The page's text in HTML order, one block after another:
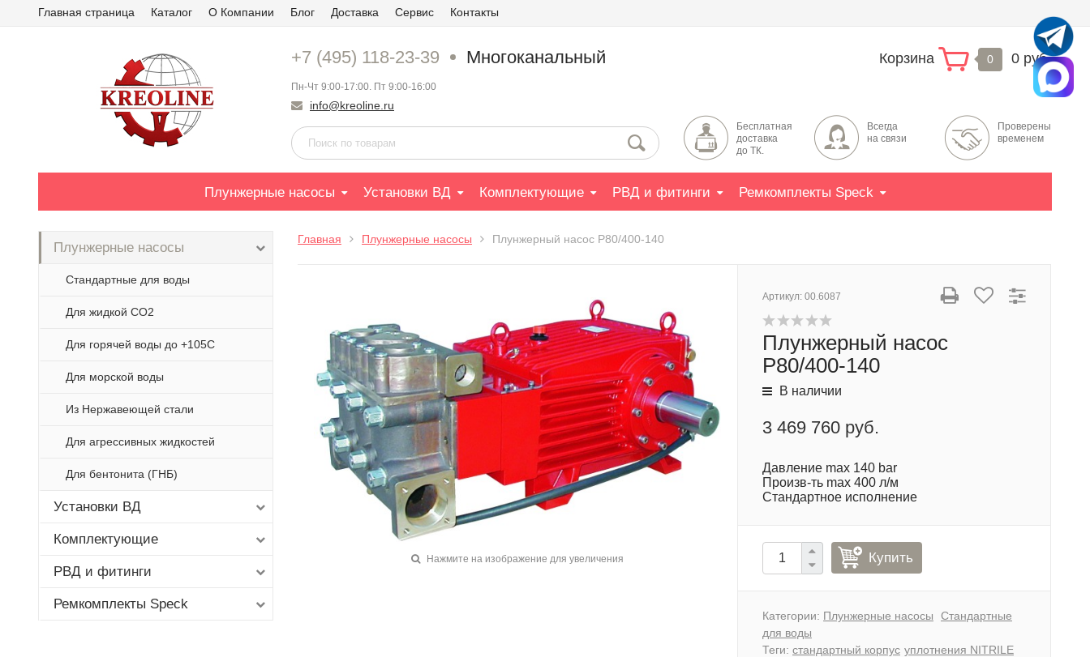
Главная страница Каталог О Компании Блог Доставка Сервис Контакты
+7 (495) 118-23-39 Многоканальный
Пн-Чт 9:00-17:00. Пт 9:00-16:00
info@kreoline.ru
Корзина 0 0 руб.
Бесплатная
доставка
до ТК.
Всегда
на связи
Проверены
временем
Плунжерные насосы Установки ВД Комплектующие РВД и фитинги Ремкомплекты Speck
Плунжерные насосы
Стандартные для воды
Для жидкой СО2
Для горячей воды до +105С
Для морской воды
Из Нержавеющей стали
Для агрессивных жидкостей
Для бентонита (ГНБ)
Установки ВД
Комплектующие
РВД и фитинги
Ремкомплекты Speck
Главная Плунжерные насосы Плунжерный насос P80/400-140
Нажмите на изображение для увеличения
Артикул: 00.6087
Плунжерный насос
P80/400-140
В наличии
3 469 760 руб.
Давление max 140 bar
Произв-ть max 400 л/м
Стандартное исполнение
Купить
Категории: Плунжерные насосы
Стандартные
для воды
Теги: стандартный корпус уплотнения NITRILE